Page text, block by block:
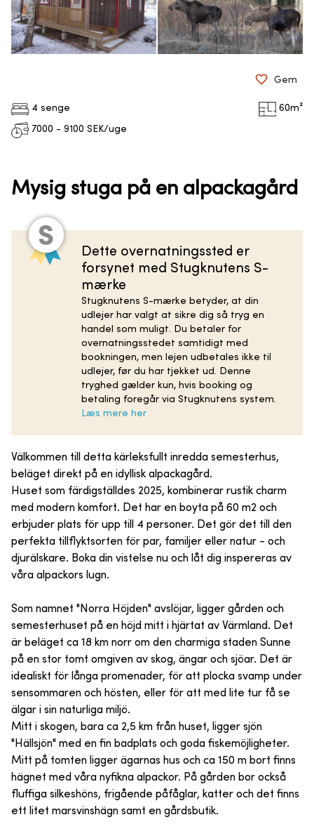
4 senge 60m²
7000 - 9100 SEK/uge
Gem
Mysig stuga på en alpackagård
Dette overnatningssted er
forsynet med Stugknutens S-
mærke
Stugknutens S-mærke betyder, at din
udlejer har valgt at sikre dig så tryg en
handel som muligt. Du betaler for
overnatningsstedet samtidigt med
bookningen, men lejen udbetales ikke til
udlejer, før du har tjekket ud. Denne
tryghed gælder kun, hvis booking og
betaling foregår via Stugknutens system.
Læs mere her
Välkommen till detta kärleksfullt inredda semesterhus,
beläget direkt på en idyllisk alpackagård.
Huset som färdigställdes 2025, kombinerar rustik charm
med modern komfort. Det har en boyta på 60 m2 och
erbjuder plats för upp till 4 personer. Det gör det till den
perfekta tillflyktsorten för par, familjer eller natur - och
djurälskare. Boka din vistelse nu och låt dig inspereras av
våra alpackors lugn.
Som namnet "Norra Höjden" avslöjar, ligger gården och
semesterhuset på en höjd mitt i hjärtat av Värmland. Det
är beläget ca 18 km norr om den charmiga staden Sunne
på en stor tomt omgiven av skog, ängar och sjöar. Det är
idealiskt för långa promenader, för att plocka svamp under
sensommaren och hösten, eller för att med lite tur få se
älgar i sin naturliga miljö.
Mitt i skogen, bara ca 2,5 km från huset, ligger sjön
"Hällsjön" med en fin badplats och goda fiskemöjligheter.
Mitt på tomten ligger ägarnas hus och ca 150 m bort finns
hägnet med våra nyfikna alpackor. På gården bor också
fluffiga silkeshöns, frigående påfåglar, katter och det finns
ett litet marsvinshägn samt en gårdsbutik.